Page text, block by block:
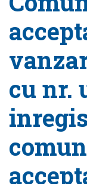
cu nr.